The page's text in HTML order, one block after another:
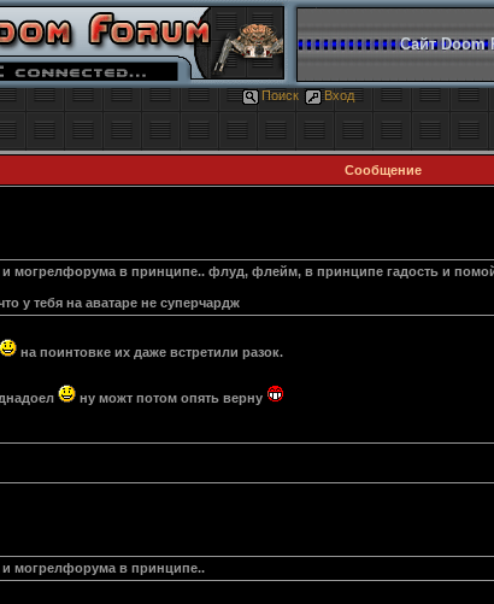
Сайт Doom
Поиск Вход
Сообщение
и могрелфорума в принципе.. флуд, флейм, в принципе гадость и
у тебя на аватаре не суперчардж
на поинтовке их даже встретили разок.
ну можт потом опять верну
и могрелфорума в принципе..